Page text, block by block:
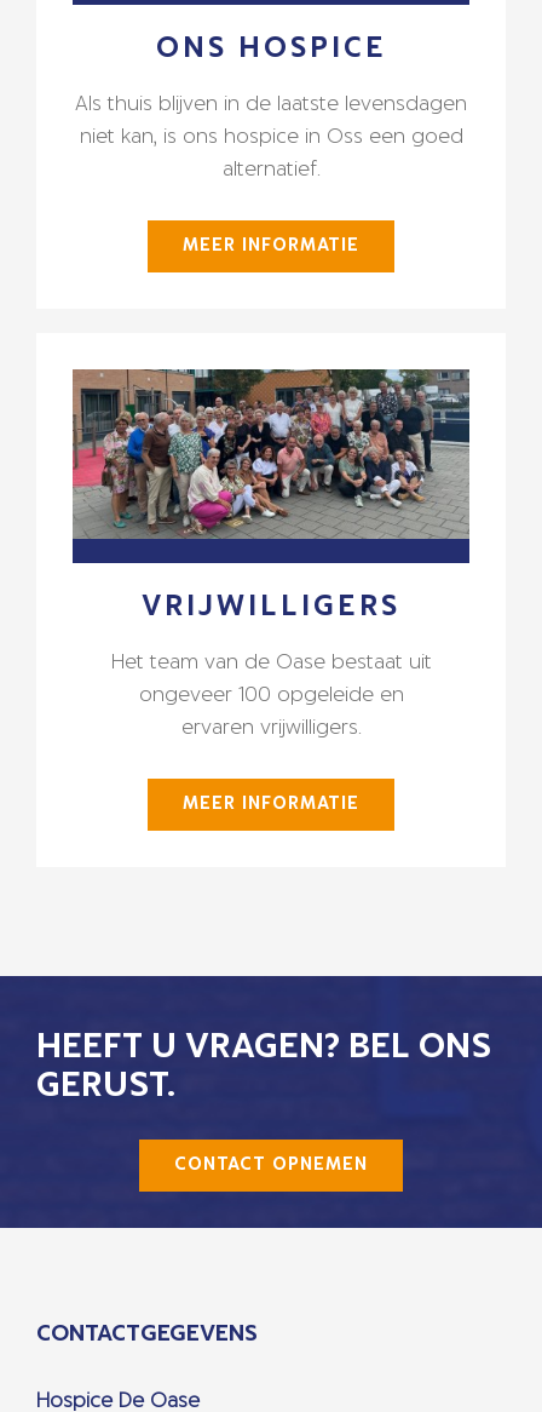
ONS HOSPICE
Als thuis blijven in de laatste levensdagen
niet kan, is ons hospice in Oss een goed
alternatief.
MEER INFORMATIE
VRIJWILLIGERS
Het team van de Oase bestaat uit
ongeveer 100 opgeleide en
ervaren vrijwilligers.
MEER INFORMATIE
HEEFT U VRAGEN? BEL ONS
GERUST.
CONTACT OPNEMEN
CONTACTGEGEVENS
Hospice De Oase